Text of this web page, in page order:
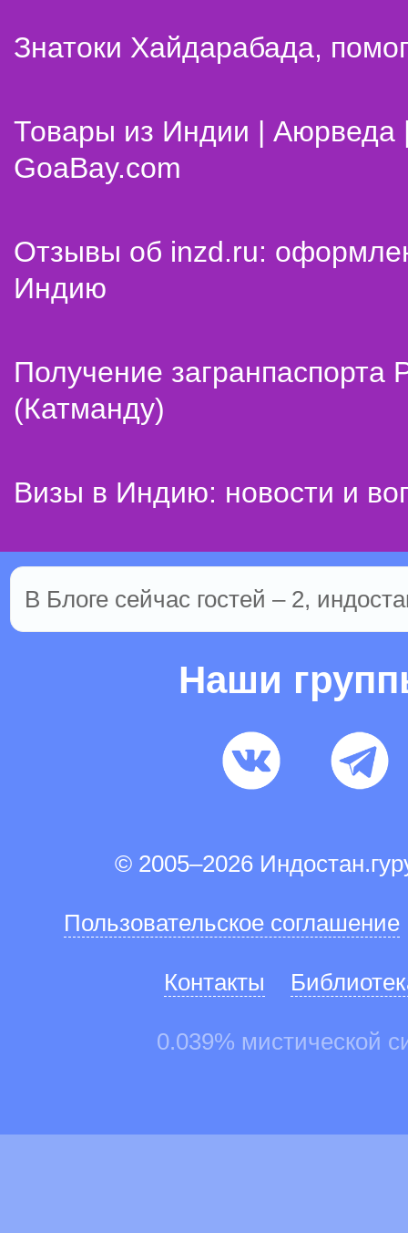
Знатоки Хайдарабада,
Товары из Индии | Аюрведа
GoaBay.com
Отзывы об inzd.ru:
Индию
Получение
(Катманду)
Визы в Индию: новости и
В Блоге сейчас гостей – 2,
Наши
© 2005–2026
Пользовательское соглашение
Контакты
0.039% мистической